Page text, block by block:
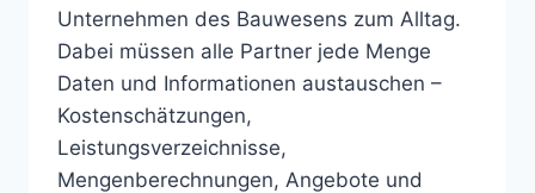
Unternehmen des Bauwesens zum Alltag.
Dabei müssen alle Partner jede Menge
Daten und Informationen austauschen –
Kostenschätzungen,
Leistungsverzeichnisse,
Mengenberechnungen, Angebote und